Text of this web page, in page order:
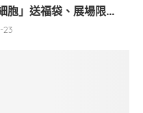
胞」送福袋、展場限...
23